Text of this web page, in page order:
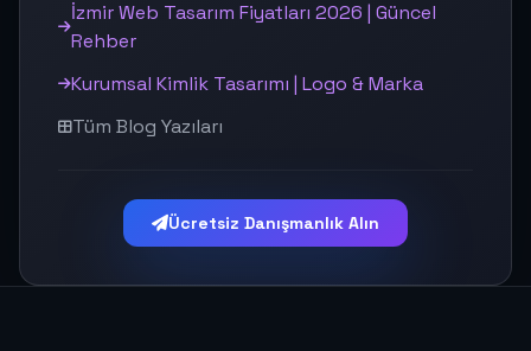
İzmir Web Tasarım Fiyatları 2026 | Güncel
Rehber
Kurumsal Kimlik Tasarımı | Logo & Marka
Tüm Blog Yazıları
Ücretsiz Danışmanlık Alın